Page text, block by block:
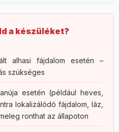
a készüléket?
alhasi fájdalom esetén –
szükséges
esetén (például heves,
lokalizálódó fájdalom, láz,
ronthat az állapoton